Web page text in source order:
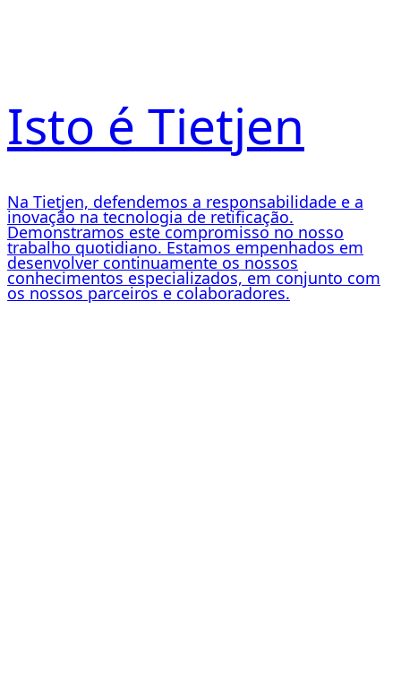
Isto é Tietjen
Na Tietjen, defendemos a responsabilidade e a
inovação na tecnologia de retificação.
Demonstramos este compromisso no nosso
trabalho quotidiano. Estamos empenhados em
desenvolver continuamente os nossos
conhecimentos especializados, em conjunto com
os nossos parceiros e colaboradores.